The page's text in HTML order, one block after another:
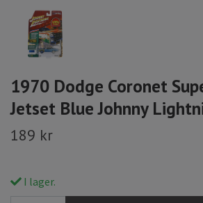
1970 Dodge Coronet
Jetset Blue Johnny
189 kr
I lager.